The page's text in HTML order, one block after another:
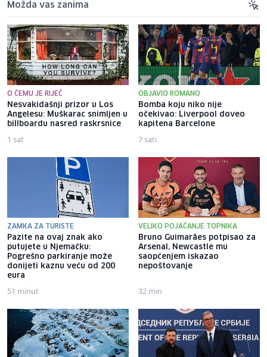
Možda vas zanima
O ČEMU JE RIJEČ
Nesvakidašnji prizor u Los
Angelesu: Muškarac snimljen u
billboardu nasred raskrsnice
1 sat
OBJAVIO ROMANO
Bomba koju niko nije
očekivao: Liverpool doveo
kapitena Barcelone
7 sati
ZAMKA ZA TURISTE
Pazite na ovaj znak ako
putujete u Njemačku:
Pogrešno parkiranje može
donijeti kaznu veću od 200
eura
51 minut
VELIKO POJAČANJE TOPNIKA
Bruno Guimarães potpisao za
Arsenal, Newcastle mu
saopćenjem iskazao
nepoštovanje
32 min